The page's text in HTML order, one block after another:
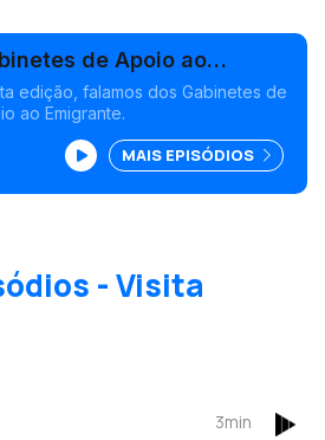
de Apoio ao
edição, falamos dos Gabinetes de
ao Emigrante.
MAIS EPISÓDIOS
- Visita
3min